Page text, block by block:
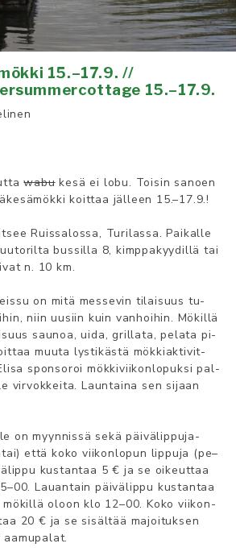
15.–17.9. //
15.–17.9.
wabuke­sä ei lo­bu. Toi­sin sa­noen
koit­taa jäll­een 15.–17.9.!
Ruis­sa­los­sa, Tu­ri­las­sa. Pai­kal­le
bus­sil­la 8, kimp­pa­kyy­dil­lä tai
n. 10 km.
on mi­tä mes­se­vin ti­lai­suus tu­
niin uu­siin kuin van­hoi­hin. Mök­ill­ä
sau­noa, ui­da, gril­la­ta, pe­la­ta pi­
muu­ta lys­ti­käst­ä mökk­iakt­iv­it­
spon­so­roi mökk­iv­iik­onl­op­uks­i pal­
vir­vok­kei­ta. Launtaina sen sijaan
on myyn­nis­sä se­kä päiv­äli­ppu­ja­
et­tä ko­ko vii­kon­lo­pun lip­pu­ja (pe–
kus­tan­taa 5 € ja se oi­keut­taa
Lauan­tain päiv­äli­ppu­ kus­tan­taa
oloon klo 12–00. Ko­ko vii­kon­
20 € ja se si­sält­ää ma­joi­tuk­sen